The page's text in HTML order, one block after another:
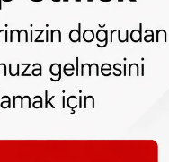
artırmak
olarak